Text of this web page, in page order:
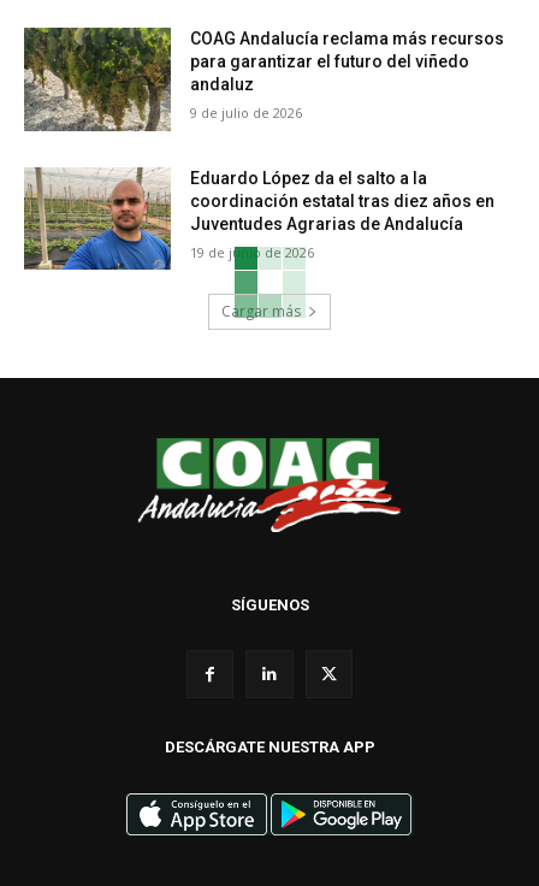
COAG Andalucía reclama más recursos
para garantizar el futuro del viñedo
andaluz
9 de julio de 2026
Eduardo López da el salto a la
coordinación estatal tras diez años en
Juventudes Agrarias de Andalucía
19 de junio de 2026
Cargar más